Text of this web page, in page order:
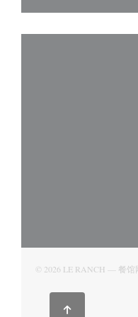
© 2026 LE RANCH — 餐馆